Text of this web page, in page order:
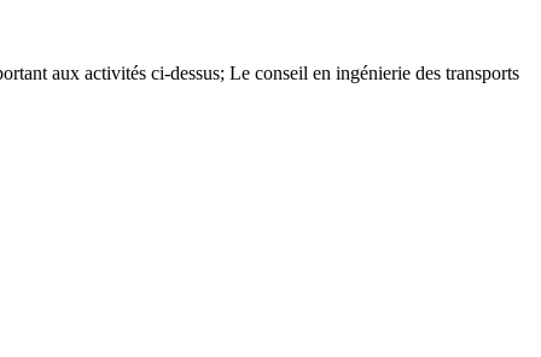
aux activités ci-dessus; Le conseil en ingénierie des transports